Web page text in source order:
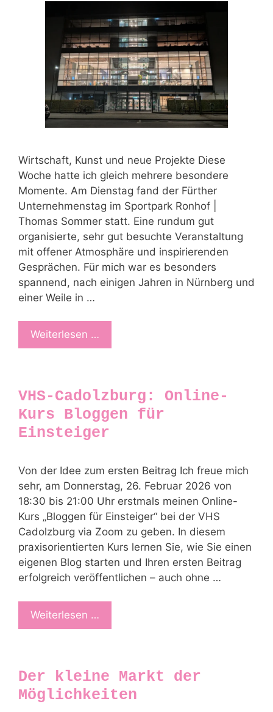
Wirtschaft, Kunst und neue Projekte Diese
Woche hatte ich gleich mehrere besondere
Momente. Am Dienstag fand der Fürther
Unternehmenstag im Sportpark Ronhof |
Thomas Sommer statt. Eine rundum gut
organisierte, sehr gut besuchte Veranstaltung
mit offener Atmosphäre und inspirierenden
Gesprächen. Für mich war es besonders
spannend, nach einigen Jahren in Nürnberg und
einer Weile in …
Weiterlesen …
VHS-Cadolzburg: Online-
Kurs Bloggen für
Einsteiger
Von der Idee zum ersten Beitrag Ich freue mich
sehr, am Donnerstag, 26. Februar 2026 von
18:30 bis 21:00 Uhr erstmals meinen Online-
Kurs „Bloggen für Einsteiger“ bei der VHS
Cadolzburg via Zoom zu geben. In diesem
praxisorientierten Kurs lernen Sie, wie Sie einen
eigenen Blog starten und Ihren ersten Beitrag
erfolgreich veröffentlichen – auch ohne …
Weiterlesen …
Der kleine Markt der
Möglichkeiten